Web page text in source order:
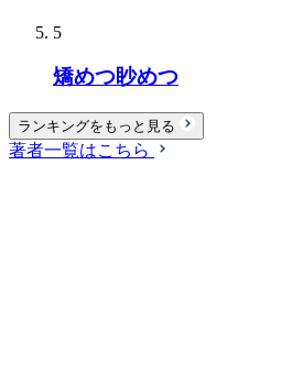
5
矯めつ眇めつ
ランキングをもっと見る
著者一覧はこちら